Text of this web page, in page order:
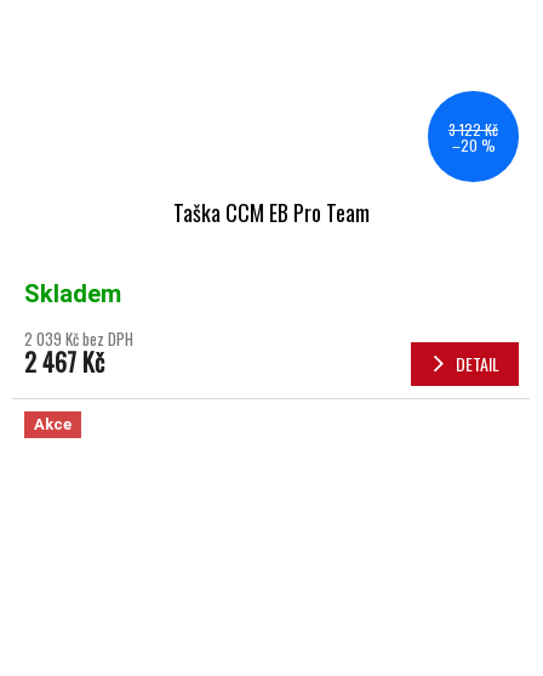
3 122 Kč
–20 %
Taška CCM EB Pro Team
Skladem
2 039 Kč bez DPH
2 467 Kč DETAIL
Akce